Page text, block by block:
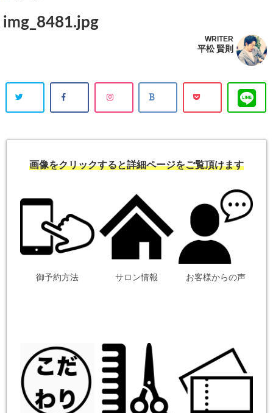
img_8481.jpg
WRITER
平松 賢則
画像をクリックすると詳細ページをご覧頂けます
御予約方法 サロン情報 お客様からの声